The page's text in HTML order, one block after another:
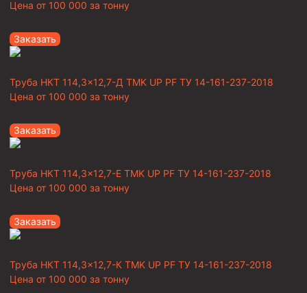
Цена от 100 000 за тонну
Заказать
Труба НКТ 114,3×12,7-Д TMK UP PF ТУ 14-161-237-2018
Цена от 100 000 за тонну
Заказать
Труба НКТ 114,3×12,7-Е TMK UP PF ТУ 14-161-237-2018
Цена от 100 000 за тонну
Заказать
Труба НКТ 114,3×12,7-К TMK UP PF ТУ 14-161-237-2018
Цена от 100 000 за тонну